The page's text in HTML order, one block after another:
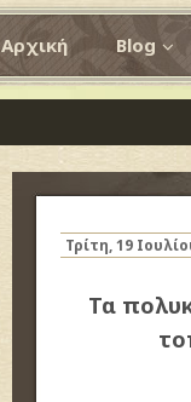
Αρχική Blog
Τρίτη, 19
Τα